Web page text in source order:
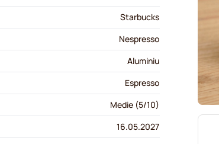
Starbucks
Nespresso
Aluminiu
Espresso
Medie (5/10)
16.05.2027